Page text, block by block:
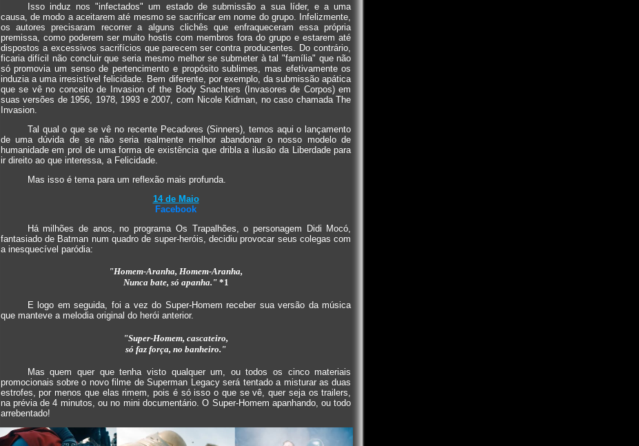
Isso induz nos "infectados" um estado de submissão a sua líder, e a uma
causa, de modo a aceitarem até mesmo se sacrificar em nome do grupo. Infelizmente,
os autores precisaram recorrer a alguns clichês que enfraqueceram essa própria
premissa, como poderem ser muito hostis com membros fora do grupo e estarem até
dispostos a excessivos sacrifícios que parecem ser contra producentes. Do contrário,
ficaria difícil não concluir que seria mesmo melhor se submeter à tal "família" que não
só promovia um senso de pertencimento e propósito sublimes, mas efetivamente os
induzia a uma irresistível felicidade. Bem diferente, por exemplo, da submissão apática
que se vê no conceito de Invasion of the Body Snachters (Invasores de Corpos) em
suas versões de 1956, 1978, 1993 e 2007, com Nicole Kidman, no caso chamada The
Invasion.
Tal qual o que se vê no recente Pecadores (Sinners), temos aqui o lançamento
de uma dúvida de se não seria realmente melhor abandonar o nosso modelo de
humanidade em prol de uma forma de existência que dribla a ilusão da Liberdade para
ir direito ao que interessa, a Felicidade.
Mas isso é tema para um reflexão mais profunda.
14 de Maio
Facebook
Há milhões de anos, no programa Os Trapalhões, o personagem Didi Mocó,
fantasiado de Batman num quadro de super-heróis, decidiu provocar seus colegas com
a inesquecível paródia:
"Homem-Aranha, Homem-Aranha,
Nunca bate, só apanha."*1
E logo em seguida, foi a vez do Super-Homem receber sua versão da música
que manteve a melodia original do herói anterior.
"Super-Homem, cascateiro,
só faz força, no banheiro."
Mas quem quer que tenha visto qualquer um, ou todos os cinco materiais
promocionais sobre o novo filme de Superman Legacy será tentado a misturar as duas
estrofes, por menos que elas rimem, pois é só isso o que se vê, quer seja os trailers,
na prévia de 4 minutos, ou no mini documentário. O Super-Homem apanhando, ou todo
arrebentado!